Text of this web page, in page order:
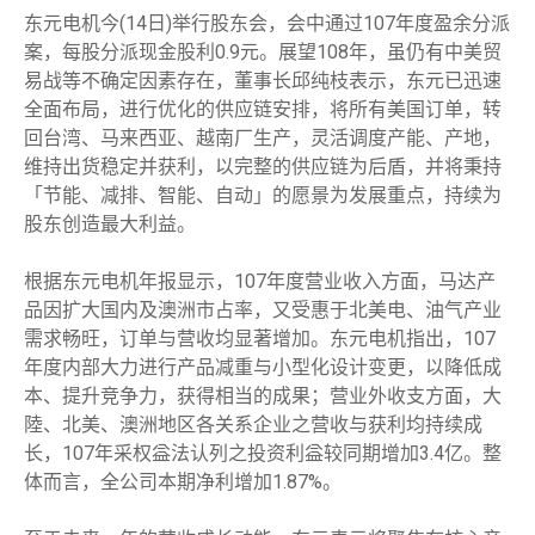
东元电机今(14日)举行股东会，会中通过107年度盈余分派
案，每股分派现金股利0.9元。展望108年，虽仍有中美贸
易战等不确定因素存在，董事长邱纯枝表示，东元已迅速
全面布局，进行优化的供应链安排，将所有美国订单，转
回台湾、马来西亚、越南厂生产，灵活调度产能、产地，
维持出货稳定并获利，以完整的供应链为后盾，并将秉持
「节能、减排、智能、自动」的愿景为发展重点，持续为
股东创造最大利益。
根据东元电机年报显示，107年度营业收入方面，马达产
品因扩大国内及澳洲市占率，又受惠于北美电、油气产业
需求畅旺，订单与营收均显著增加。东元电机指出，107
年度内部大力进行产品减重与小型化设计变更，以降低成
本、提升竞争力，获得相当的成果；营业外收支方面，大
陸、北美、澳洲地区各关系企业之营收与获利均持续成
长，107年采权益法认列之投资利益较同期增加3.4亿。整
体而言，全公司本期净利增加1.87%。